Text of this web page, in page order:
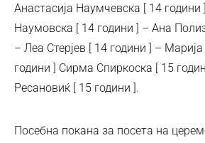
Анастасија Наумчевска [ 14 години
Наумовска [ 14 години ] – Ана
– Леа Стерјев [ 14 години ] –
години ] Сирма Спиркоска [ 15
Ресановиќ [ 15 години ].
Посебна покана за посета на